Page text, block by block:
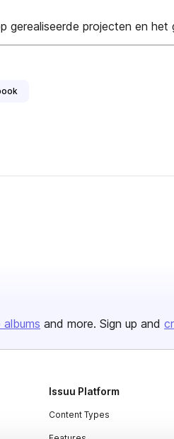
projecten en het
and more. Sign up and
Issuu Platform
Content Types